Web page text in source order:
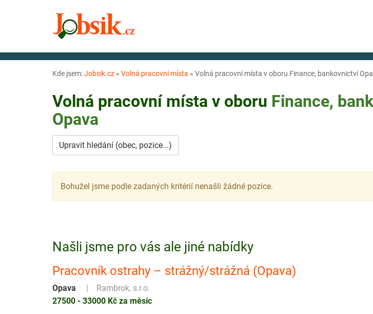
Kde jsem:Jobsik.cz » Volná pracovní místa » Volná pracovní místa v oboru Finance, bankovnictví
Volná pracovní místa v oboru Finance,
Opava
Upravit hledání (obec, pozice...)
Bohužel jsme podle zadaných kritérií nenašli žádné pozice.
Našli jsme pro vás ale jiné nabídky
Pracovník ostrahy – strážný/strážná (Opava)
Opava
Rambrok, s.r.o.
27500 - 33000 Kč za měsíc